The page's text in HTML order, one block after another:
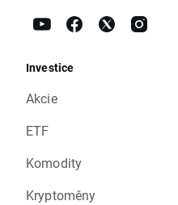
Investice
Akcie
ETF
Komodity
Kryptoměny